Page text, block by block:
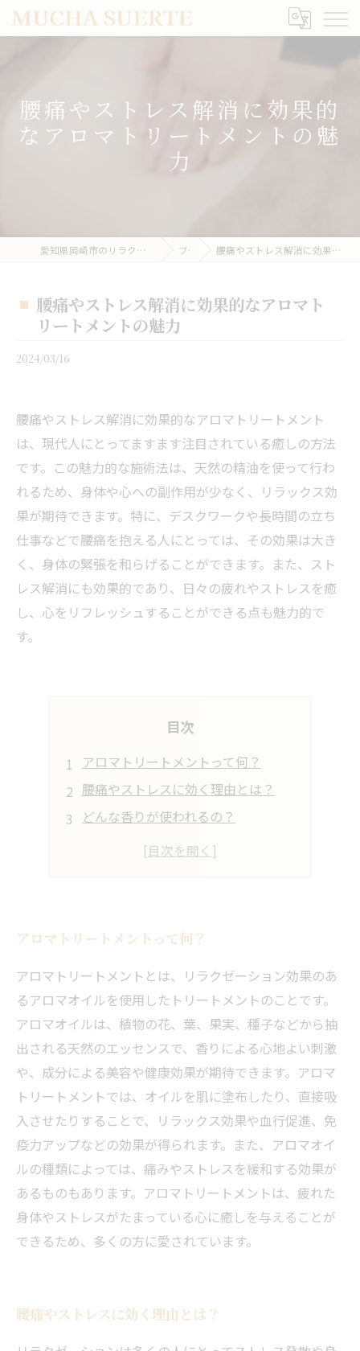
腰痛やストレス解消に効果的
なアロマトリートメントの魅
力
愛知県岡崎市のリラクゼーションならMUCHA SUERTE ブログ 腰痛やストレス解消に効果的なアロマトリートメントの魅力
腰痛やストレス解消に効果的なアロマト
リートメントの魅力
2024/03/16
腰痛やストレス解消に効果的なアロマトリートメント
は、現代人にとってますます注目されている癒しの方法
です。この魅力的な施術法は、天然の精油を使って行わ
れるため、身体や心への副作用が少なく、リラックス効
果が期待できます。特に、デスクワークや長時間の立ち
仕事などで腰痛を抱える人にとっては、その効果は大き
く、身体の緊張を和らげることができます。また、スト
レス解消にも効果的であり、日々の疲れやストレスを癒
し、心をリフレッシュすることができる点も魅力的で
す。
目次
アロマトリートメントって何？
腰痛やストレスに効く理由とは？
どんな香りが使われるの？
施術中の流れは？
アロマトリートメントって何？
アロマトリートメントとは、リラクゼーション効果のあ
るアロマオイルを使用したトリートメントのことです。
アロマオイルは、植物の花、葉、果実、種子などから抽
出される天然のエッセンスで、香りによる心地よい刺激
や、成分による美容や健康効果が期待できます。アロマ
トリートメントでは、オイルを肌に塗布したり、直接吸
入させたりすることで、リラックス効果や血行促進、免
疫力アップなどの効果が得られます。また、アロマオイ
ルの種類によっては、痛みやストレスを緩和する効果が
あるものもあります。アロマトリートメントは、疲れた
身体やストレスがたまっている心に癒しを与えることが
できるため、多くの方に愛されています。
腰痛やストレスに効く理由とは？